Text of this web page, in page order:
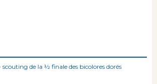
Ramassis de Notes- scouting de la ½ finale des bicolores dorés